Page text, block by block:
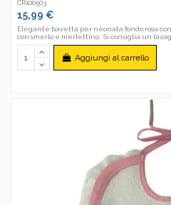
CR100503
15,99 €
Elegante bavetta per neonata fondo rosa
con smerlo e merlettino. Si consiglia un
Aggiungi al carrello